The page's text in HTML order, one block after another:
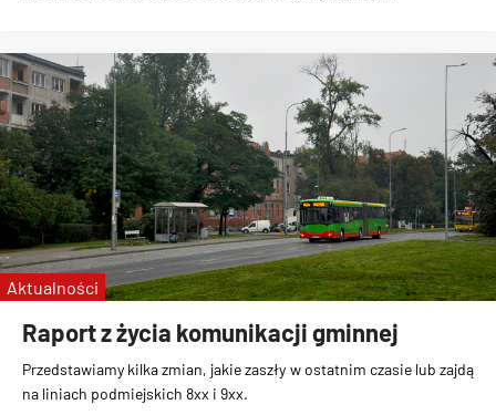
Raport z życia komunikacji gminnej
Przedstawiamy kilka zmian, jakie zaszły w ostatnim czasie lub zajdą
na liniach podmiejskich 8xx i 9xx.
Aktualności